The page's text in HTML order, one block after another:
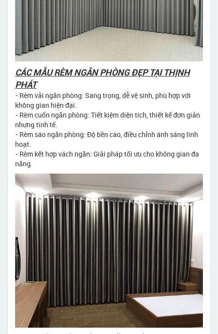
CÁC MẪU RÈM NGĂN PHÒNG ĐẸP TẠI THỊNH
PHÁT
- Rèm vải ngăn phòng: Sang trọng, dễ vệ sinh, phù hợp với
không gian hiện đại.
- Rèm cuốn ngăn phòng: Tiết kiệm diện tích, thiết kế đơn giản
nhưng tinh tế.
- Rèm sáo ngăn phòng: Độ bền cao, điều chỉnh ánh sáng linh
hoạt.
- Rèm kết hợp vách ngăn: Giải pháp tối ưu cho không gian đa
năng.